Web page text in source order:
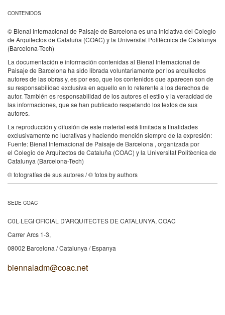
CONTENIDOS
© Bienal Internacional de Paisaje de Barcelona es una iniciativa del Colegio
de Arquitectos de Cataluña (COAC) y la Universitat Politècnica de Catalunya
(Barcelona-Tech)
La documentación e información contenidas al Bienal Internacional de
Paisaje de Barcelona ha sido librada voluntariamente por los arquitectos
autores de las obras y, es por eso, que los contenidos que aparecen son de
su responsabilidad exclusiva en aquello en lo referente a los derechos de
autor. También es responsabilidad de los autores el estilo y la veracidad de
las informaciones, que se han publicado respetando los textos de sus
autores.
La reproducción y difusión de este material está limitada a finalidades
exclusivamente no lucrativas y haciendo mención siempre de la expresión:
Fuente: Bienal Internacional de Paisaje de Barcelona , organizada por
el Colegio de Arquitectos de Cataluña (COAC) y la Universitat Politècnica de
Catalunya (Barcelona-Tech)
© fotografías de sus autores / © fotos by authors
SEDE COAC
C0L·LEGI OFICIAL D’ARQUITECTES DE CATALUNYA, COAC
Carrer Arcs 1-3,
08002 Barcelona / Catalunya / Espanya
biennaladm@coac.net